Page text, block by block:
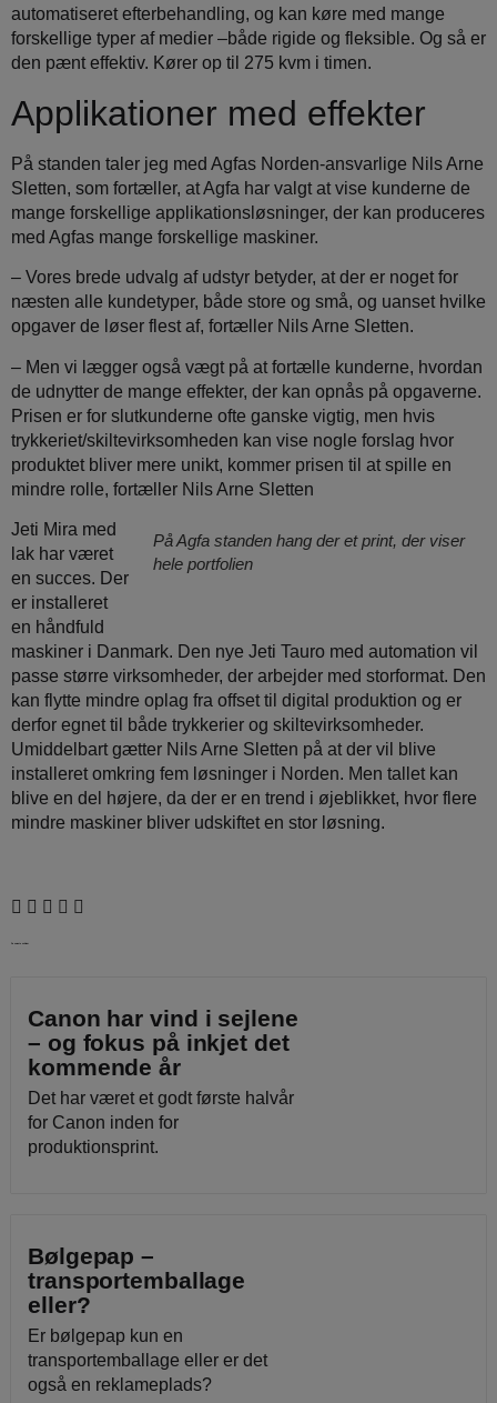
automatiseret efterbehandling, og kan køre med mange
forskellige typer af medier –både rigide og fleksible. Og så er
den pænt effektiv. Kører op til 275 kvm i timen.
Applikationer med effekter
På standen taler jeg med Agfas Norden-ansvarlige Nils Arne
Sletten, som fortæller, at Agfa har valgt at vise kunderne de
mange forskellige applikationsløsninger, der kan produceres
med Agfas mange forskellige maskiner.
– Vores brede udvalg af udstyr betyder, at der er noget for
næsten alle kundetyper, både store og små, og uanset hvilke
opgaver de løser flest af, fortæller Nils Arne Sletten.
– Men vi lægger også vægt på at fortælle kunderne, hvordan
de udnytter de mange effekter, der kan opnås på opgaverne.
Prisen er for slutkunderne ofte ganske vigtig, men hvis
trykkeriet/skiltevirksomheden kan vise nogle forslag hvor
produktet bliver mere unikt, kommer prisen til at spille en
mindre rolle, fortæller Nils Arne Sletten
På Agfa standen hang der et print, der viser
hele portfolien
Jeti Mira med
lak har været
en succes. Der
er installeret
en håndfuld
maskiner i Danmark. Den nye Jeti Tauro med automation vil
passe større virksomheder, der arbejder med storformat. Den
kan flytte mindre oplag fra offset til digital produktion og er
derfor egnet til både trykkerier og skiltevirksomheder.
Umiddelbart gætter Nils Arne Sletten på at der vil blive
installeret omkring fem løsninger i Norden. Men tallet kan
blive en del højere, da der er en trend i øjeblikket, hvor flere
mindre maskiner bliver udskiftet en stor løsning.
Canon har vind i sejlene
– og fokus på inkjet det
kommende år
Det har været et godt første halvår
for Canon inden for
produktionsprint.
Bølgepap –
transportemballage
eller?
Er bølgepap kun en
transportemballage eller er det
også en reklameplads?